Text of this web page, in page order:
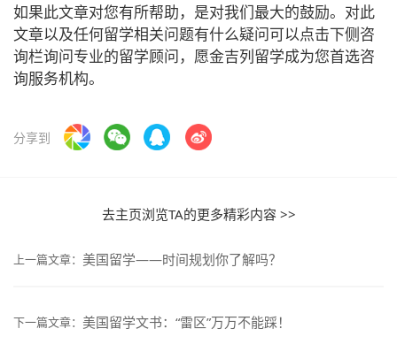
如果此文章对您有所帮助，是对我们最大的鼓励。对此
文章以及任何留学相关问题有什么疑问可以点击下侧咨
询栏询问专业的留学顾问，愿金吉列留学成为您首选咨
询服务机构。
分享到
去主页浏览TA的更多精彩内容 >>
上一篇文章： 美国留学——时间规划你了解吗？
下一篇文章： 美国留学文书：“雷区”万万不能踩！